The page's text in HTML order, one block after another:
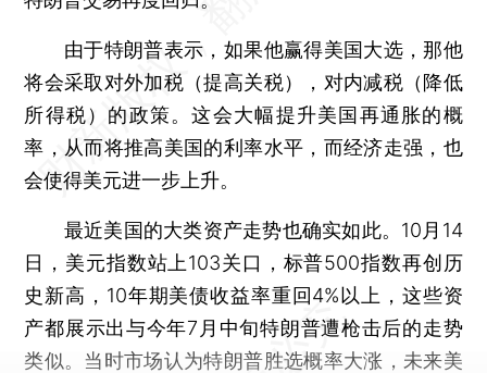
由于特朗普表示，如果他赢得美国大选，那他
将会采取对外加税（提高关税），对内减税（降低
所得税）的政策。这会大幅提升美国再通胀的概
率，从而将推高美国的利率水平，而经济走强，也
会使得美元进一步上升。
最近美国的大类资产走势也确实如此。10月14
日，美元指数站上103关口，标普500指数再创历
史新高，10年期美债收益率重回4%以上，这些资
产都展示出与今年7月中旬特朗普遭枪击后的走势
类似。当时市场认为特朗普胜选概率大涨，未来美